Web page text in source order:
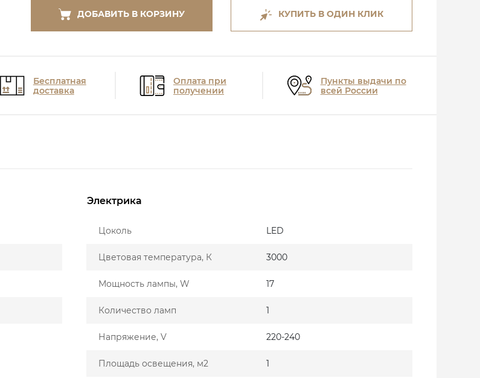
ДОБАВИТЬ В КОРЗИНУ КУПИТЬ В ОДИН КЛИК
Бесплатная
доставка
Оплата при
получении
Пункты выдачи по
всей России
Электрика
Цоколь LED
Цветовая температура, К 3000
Мощность лампы, W 17
Количество ламп 1
Напряжение, V 220-240
Площадь освещения, м2 1